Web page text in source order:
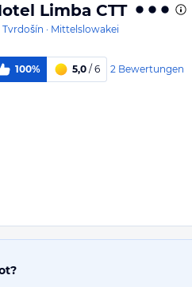
Limba CTT
Tvrdošín · Mittelslowakei
100% 5,0 / 6 2 Bewertungen